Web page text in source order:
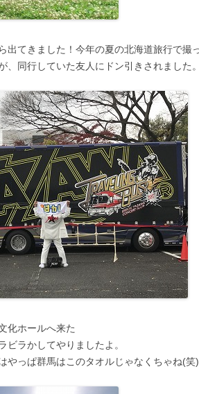
出てきました！今年の夏の北海道旅行で撮
、同行していた友人にドン引きされました。
化ホールへ来た
ビラかしてやりましたよ。
やっぱ群馬はこのタオルじゃなくちゃね(笑